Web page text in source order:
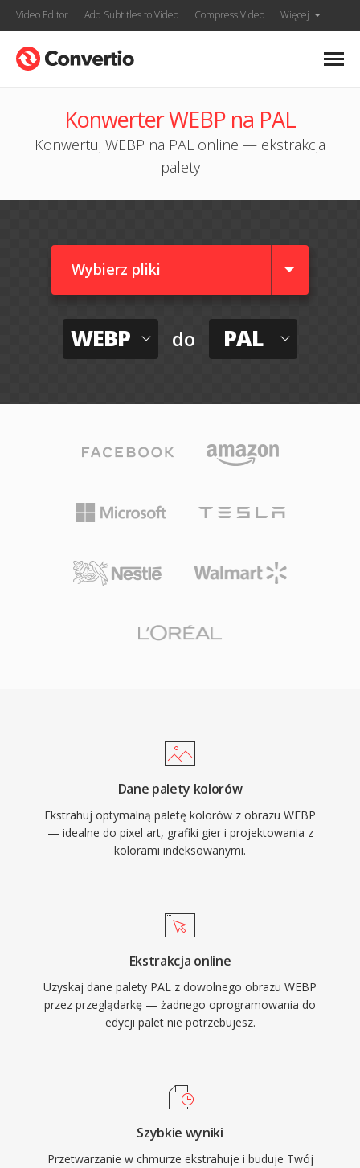
Video Editor Add Subtitles to Video Compress Video Więcej
Konwerter WEBP na PAL
Konwertuj WEBP na PAL online — ekstrakcja
palety
Wybierz pliki
WEBP do PAL
Dane palety kolorów
Ekstrahuj optymalną paletę kolorów z obrazu WEBP
— idealne do pixel art, grafiki gier i projektowania z
kolorami indeksowanymi.
Ekstrakcja online
Uzyskaj dane palety PAL z dowolnego obrazu WEBP
przez przeglądarkę — żadnego oprogramowania do
edycji palet nie potrzebujesz.
Szybkie wyniki
Przetwarzanie w chmurze ekstrahuje i buduje Twój